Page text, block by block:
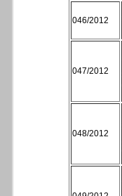
046/2012
047/2012
048/2012